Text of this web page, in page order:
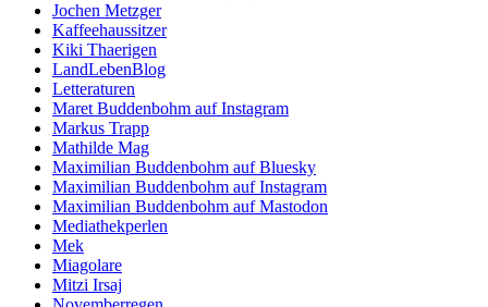
Jochen Metzger
Kaffeehaussitzer
Kiki Thaerigen
LandLebenBlog
Letteraturen
Maret Buddenbohm auf Instagram
Markus Trapp
Mathilde Mag
Maximilian Buddenbohm auf Bluesky
Maximilian Buddenbohm auf Instagram
Maximilian Buddenbohm auf Mastodon
Mediathekperlen
Mek
Miagolare
Mitzi Irsaj